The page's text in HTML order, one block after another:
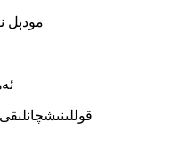
2. مودېل
4.
5.